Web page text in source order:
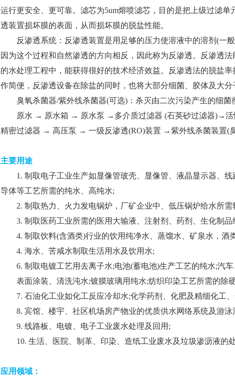
运行更安全、更可靠。滤芯为5um熔喷滤芯，目的是把上级过滤
透装置损坏膜的表面，从而损坏膜的脱盐性能。
反渗透系统：反渗透装置是用足够的压力使溶液中的溶剂(一
因为这个过程和自然渗透的方向相反，因此称为反渗透。反渗透
的水处理工程中，能获得很好的技术经济效益。反渗透法的脱盐
作简便，反渗透设备在除盐的同时，也将大部分细菌、胶体及大
臭氧杀菌器/紫外线杀菌器(可选)：杀灭由二次污染产生的细菌
原水 → 原水箱 → 原水泵 →多介质过滤器 (石英砂过滤器)→活
精密过滤器 → 高压泵 → 一级反渗透(RO)装置 →紫外线杀菌装置(
主要用途
1. 制取电子工业生产如显像管玻壳、显像管、液晶显示器、线
导体等工艺所需的纯水、高纯水;
2. 制取热力、火力发电锅炉，厂矿企业中、低压锅炉给水所需
3. 制取医药工业所需的医用大输液、注射剂、药剂、生化制品
4. 制取饮料(含酒类)行业的饮用纯净水、蒸馏水、矿泉水，酒
4. 海水、苦咸水制取生活用水及饮用水;
6. 制取电镀工艺用去离子水;电池(蓄电池)生产工艺的纯水;汽车
表面涂装、清洗沌水;镀膜玻璃用纯水;纺织印染工艺所需的除
7. 石油化工业如化工反应冷却水;化学药剂、化肥及精细化工、
8. 宾馆、楼宇、社区机场房产物业的优质供水网络系统及游泳
9. 线路板、电镀、电子工业废水处理及回用;
10. 生活、医院、制革、印染、造纸工业废水及垃圾渗沥液的
应用领域：